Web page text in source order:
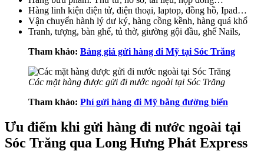
Hàng linh kiện điện tử, điện thoại, laptop, đồng hồ, Ipad…
Vận chuyển hành lý dư ký, hàng cồng kềnh, hàng quá khổ
Tranh, tượng, bàn ghế, tủ thờ, giường gội đầu, ghế Nails,
Tham khảo: Bảng giá gửi hàng đi Mỹ tại Sóc Trăng
Các mặt hàng được gửi đi nước ngoài tại Sóc Trăng
Tham khảo: Phí gửi hàng đi Mỹ bằng đường biển
Ưu điểm khi gửi hàng đi nước ngoài tại
Sóc Trăng qua Long Hưng Phát Express